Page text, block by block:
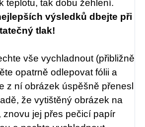
teplotu, tak dobu žehlení.
výsledků dbejte při
tlak!
vše vychladnout (přibližně
opatrně odlepovat fólii a
z ní obrázek úspěšně přenesl
že vytištěný obrázek na
znovu jej přes pečicí papír